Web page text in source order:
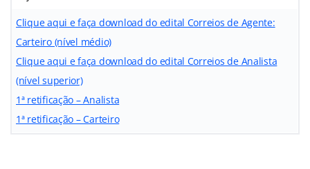
Clique aqui e faça download do edital Correios de Agente:
Carteiro (nível médio)
Clique aqui e faça download do edital Correios de Analista
(nível superior)
1ª retificação – Analista
1ª retificação – Carteiro